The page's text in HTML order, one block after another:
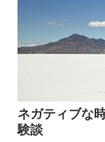
ネガティブな
験談